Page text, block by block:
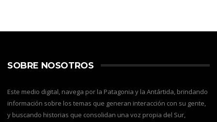
SOBRE NOSOTROS
Este medio digital, navega por la Patagonia y la Antártida, brindando
información sobre los temas que generan interacción con su gente,
y buscando historias que consolidan una voz propia del Sur,